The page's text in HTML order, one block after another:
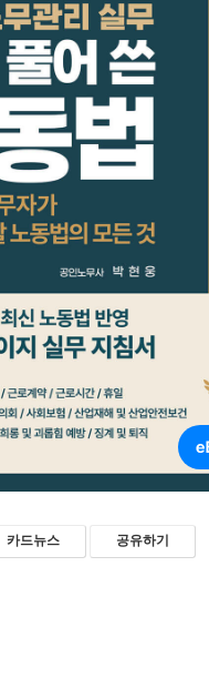
카드뉴스 공유하기